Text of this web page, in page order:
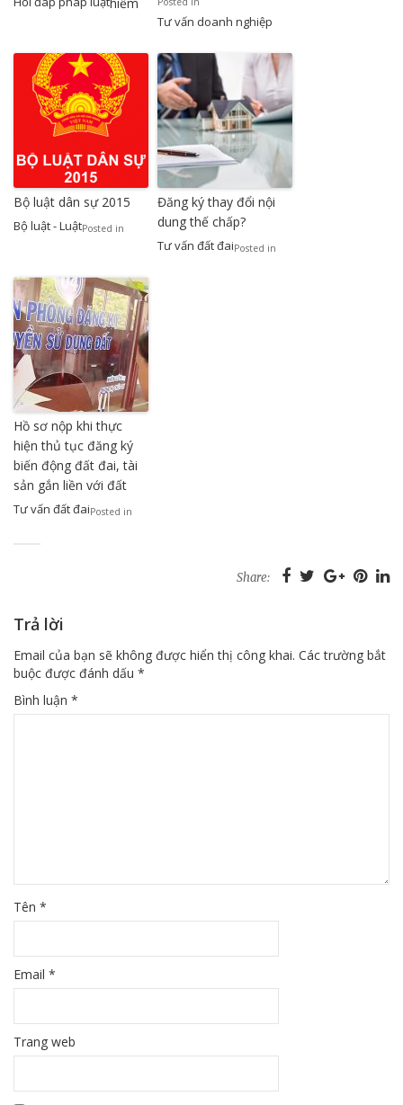
Tư vấn doanh nghiệp
Bộ luật dân sự 2015
Posted in
Bộ luật - Luật
Đăng ký thay đổi nội
dung thế chấp?
Posted in
Tư vấn đất đai
Hồ sơ nộp khi thực
hiện thủ tục đăng ký
biến động đất đai, tài
sản gắn liền với đất
Posted in
Tư vấn đất đai
Share:
Trả lời
Email của bạn sẽ không được hiển thị công khai. Các trường bắt
buộc được đánh dấu *
Bình luận *
Tên *
Email *
Trang web